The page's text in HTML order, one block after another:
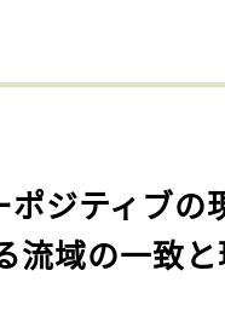
ポジティブの
流域の一致